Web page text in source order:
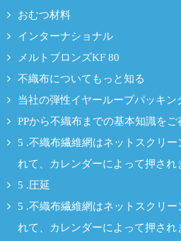
おむつ材料
インターナショナル
メルトブロンズKF 80
不織布についてもっと知る
当社の弾性イヤーループパッキン
PPから不織布までの基本知識をご
5 .不織布繊維網はネットスクリ
れて、カレンダーによって押され
5 .圧延
5 .不織布繊維網はネットスクリ
れて、カレンダーによって押され